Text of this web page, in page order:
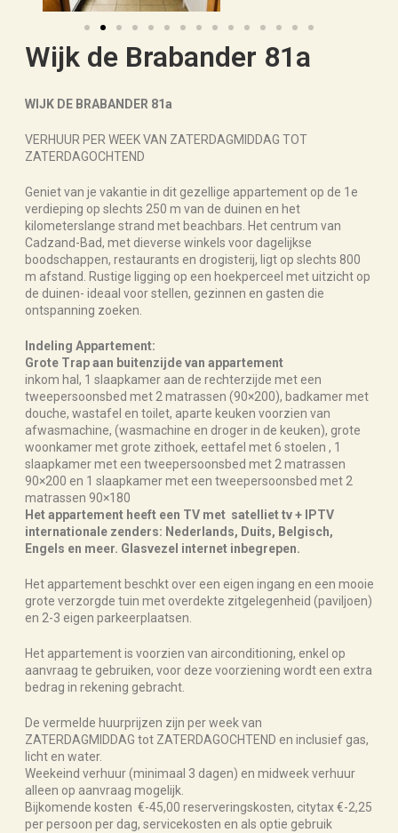
Wijk de Brabander 81a
WIJK DE BRABANDER 81a
VERHUUR PER WEEK VAN ZATERDAGMIDDAG TOT
ZATERDAGOCHTEND
Geniet van je vakantie in dit gezellige appartement op de 1e
verdieping op slechts 250 m van de duinen en het
kilometerslange strand met beachbars. Het centrum van
Cadzand-Bad, met dieverse winkels voor dagelijkse
boodschappen, restaurants en drogisterij, ligt op slechts 800
m afstand. Rustige ligging op een hoekperceel met uitzicht op
de duinen- ideaal voor stellen, gezinnen en gasten die
ontspanning zoeken.
Indeling Appartement:
Grote Trap aan buitenzijde van appartement
inkom hal, 1 slaapkamer aan de rechterzijde met een
tweepersoonsbed met 2 matrassen (90×200), badkamer met
douche, wastafel en toilet, aparte keuken voorzien van
afwasmachine, (wasmachine en droger in de keuken), grote
woonkamer met grote zithoek, eettafel met 6 stoelen , 1
slaapkamer met een tweepersoonsbed met 2 matrassen
90×200 en 1 slaapkamer met een tweepersoonsbed met 2
matrassen 90×180
Het appartement heeft een TV met satelliet tv + IPTV
internationale zenders: Nederlands, Duits, Belgisch,
Engels en meer. Glasvezel internet inbegrepen.
Het appartement beschkt over een eigen ingang en een mooie
grote verzorgde tuin met overdekte zitgelegenheid (paviljoen)
en 2-3 eigen parkeerplaatsen.
Het appartement is voorzien van airconditioning, enkel op
aanvraag te gebruiken, voor deze voorziening wordt een extra
bedrag in rekening gebracht.
De vermelde huurprijzen zijn per week van
ZATERDAGMIDDAG tot ZATERDAGOCHTEND en inclusief gas,
licht en water.
Weekeind verhuur (minimaal 3 dagen) en midweek verhuur
alleen op aanvraag mogelijk.
Bijkomende kosten €-45,00 reserveringskosten, citytax €-2,25
per persoon per dag, servicekosten en als optie gebruik